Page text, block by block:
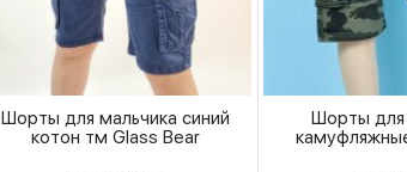
Шорты для мальчика синий
котон тм Glass Bear
Шорты для